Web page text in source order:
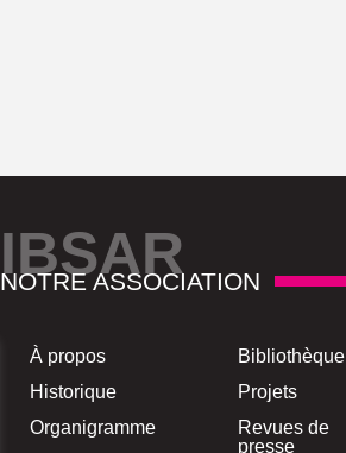
IBSAR
NOTRE ASSOCIATION
À propos
Historique
Organigramme
Bibliothèque
Projets
Revues de
presse